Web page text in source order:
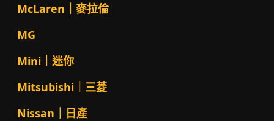
McLaren｜麥拉倫
MG
Mini｜迷你
Mitsubishi｜三菱
Nissan｜日產